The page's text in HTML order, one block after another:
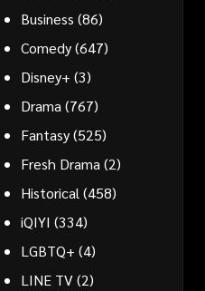
Business (86)
Comedy(647)
Disney+ (3)
Drama (767)
Fantasy(525)
Fresh Drama (2)
Historical (458)
iQIYI (334)
LGBTQ+ (4)
LINE TV(2)